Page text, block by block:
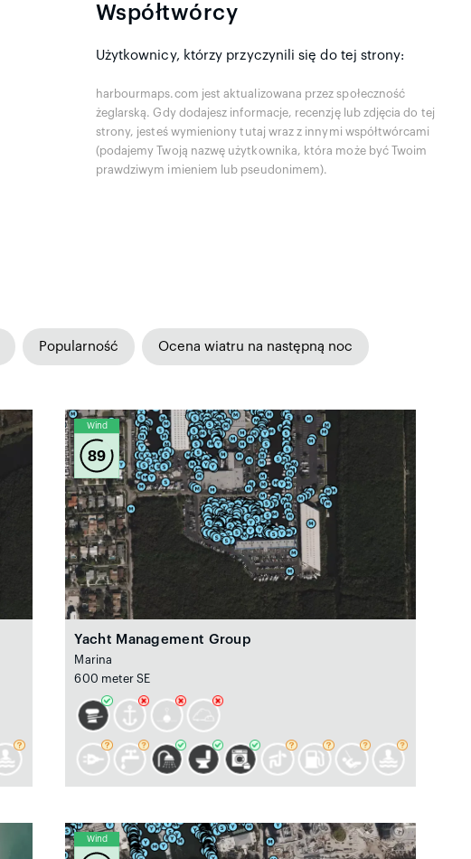
Współtwórcy
Użytkownicy, którzy przyczynili się do tej strony:
harbourmaps.com jest aktualizowana przez społeczność
żeglarską. Gdy dodajesz informacje, recenzję lub zdjęcia do tej
strony, jesteś wymieniony tutaj wraz z innymi współtwórcami
(podajemy Twoją nazwę użytkownika, która może być Twoim
prawdziwym imieniem lub pseudonimem).
Popularność Ocena wiatru na następną noc
Wind
89
Yacht Management Group
Marina
600 meter SE
Wind